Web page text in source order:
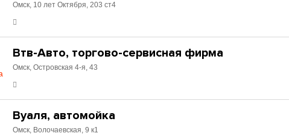
Омск, 10 лет Октября, 203 ст4
Втв-Авто, торгово-сервисная фирма
Омск, Островская 4-я, 43
Вуаля, автомойка
Омск, Волочаевская, 9 к1